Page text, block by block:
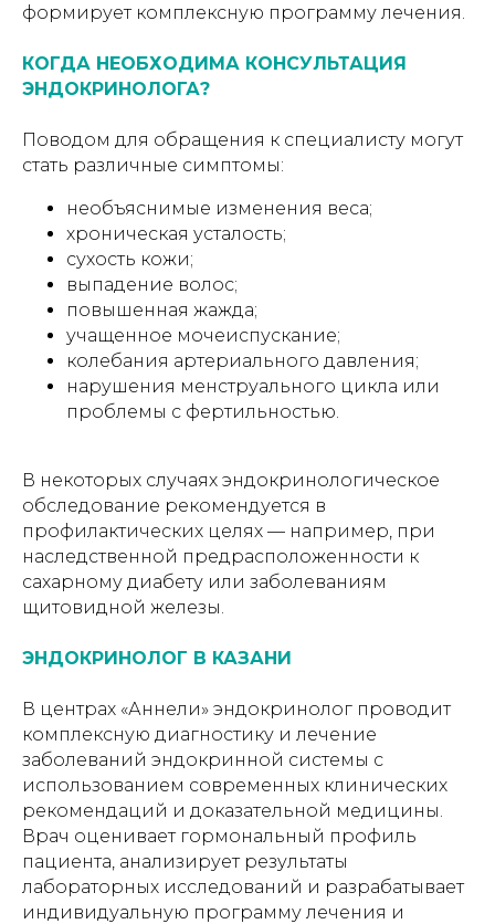
формирует комплексную программу лечения.
КОГДА НЕОБХОДИМА КОНСУЛЬТАЦИЯ
ЭНДОКРИНОЛОГА?
Поводом для обращения к специалисту могут
стать различные симптомы:
необъяснимые изменения веса;
хроническая усталость;
сухость кожи;
выпадение волос;
повышенная жажда;
учащенное мочеиспускание;
колебания артериального давления;
нарушения менструального цикла или
проблемы с фертильностью.
В некоторых случаях эндокринологическое
обследование рекомендуется в
профилактических целях — например, при
наследственной предрасположенности к
сахарному диабету или заболеваниям
щитовидной железы.
ЭНДОКРИНОЛОГ В КАЗАНИ
В центрах «Аннели» эндокринолог проводит
комплексную диагностику и лечение
заболеваний эндокринной системы с
использованием современных клинических
рекомендаций и доказательной медицины.
Врач оценивает гормональный профиль
пациента, анализирует результаты
лабораторных исследований и разрабатывает
индивидуальную программу лечения и